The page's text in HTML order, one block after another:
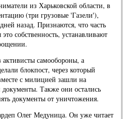
из Харьковской области, в
(три грузовые 'Газели'),
назад. Признаются, что часть
собственность, устанавливают
активисты самообороны, а
блокпост, через который
с милицией зашли на
документы. Также они остались
документы от уничтожения.
Олег Медуница. Он уже читает